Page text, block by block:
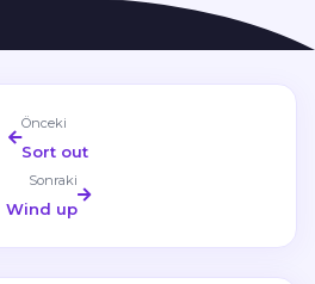
Önceki
Sort out
Sonraki
Wind up